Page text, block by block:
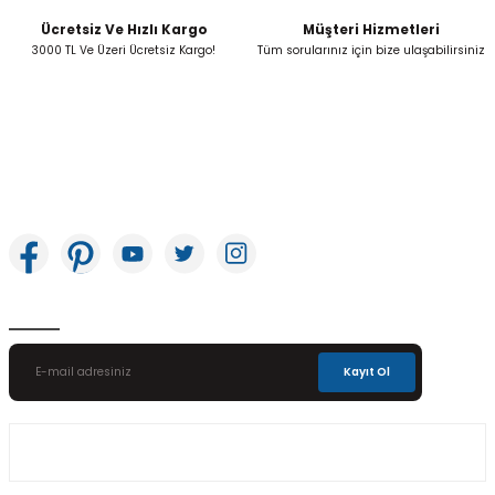
Gönder
Ücretsiz Ve Hızlı Kargo
3000 TL Ve Üzeri Ücretsiz Kargo!
Müşteri Hizmetleri
Tüm sorularınız için bize ulaşabilirsiniz
Kayıt Ol